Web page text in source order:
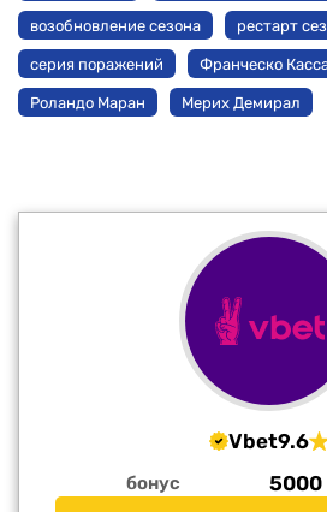
возобновление сезона рестарт
серия поражений Франческо
Роландо Маран Мерих Демирал
Vbet9.6
бонус 5000